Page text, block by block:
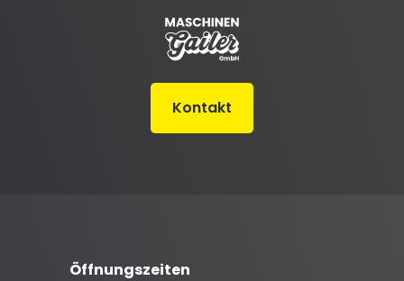
Kontakt
Öffnungszeiten